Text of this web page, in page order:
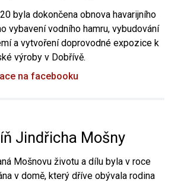
byla dokončena obnova havarijního
vybavení vodního hamru, vybudování
a vytvoření doprovodné expozice k
výroby v Dobřívě.
na facebooku
Jindřicha Mošny
Mošnovu životu a dílu byla v roce
v domě, který dříve obývala rodina